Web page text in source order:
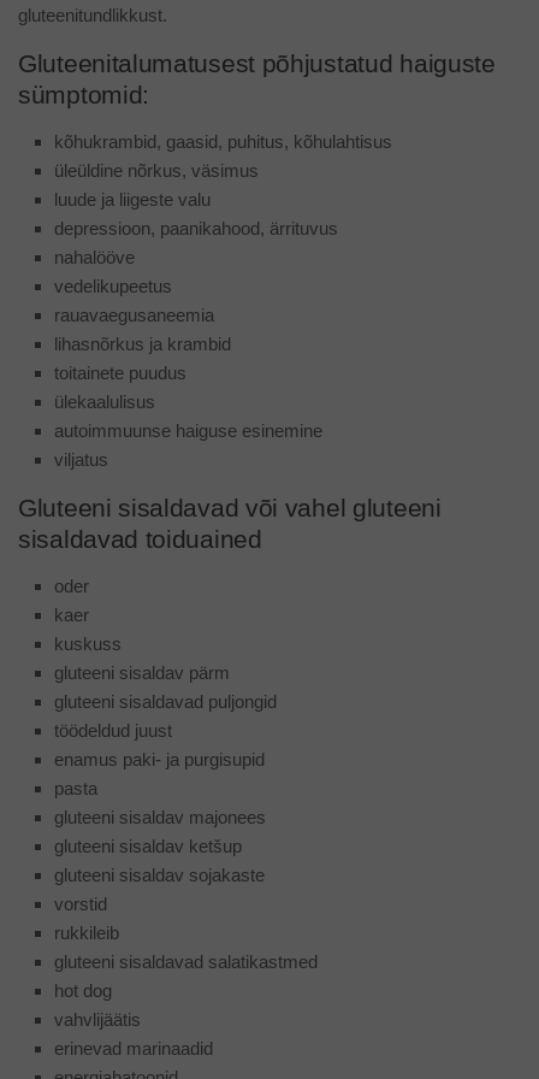
gluteenitundlikkust.
Gluteenitalumatusest põhjustatud haiguste
sümptomid:
kõhukrambid, gaasid, puhitus, kõhulahtisus
üleüldine nõrkus, väsimus
luude ja liigeste valu
depressioon, paanikahood, ärrituvus
nahalööve
vedelikupeetus
rauavaegusaneemia
lihasnõrkus ja krambid
toitainete puudus
ülekaalulisus
autoimmuunse haiguse esinemine
viljatus
Gluteeni sisaldavad või vahel gluteeni
sisaldavad toiduained
oder
kaer
kuskuss
gluteeni sisaldav pärm
gluteeni sisaldavad puljongid
töödeldud juust
enamus paki- ja purgisupid
pasta
gluteeni sisaldav majonees
gluteeni sisaldav ketšup
gluteeni sisaldav sojakaste
vorstid
rukkileib
gluteeni sisaldavad salatikastmed
hot dog
vahvlijäätis
erinevad marinaadid